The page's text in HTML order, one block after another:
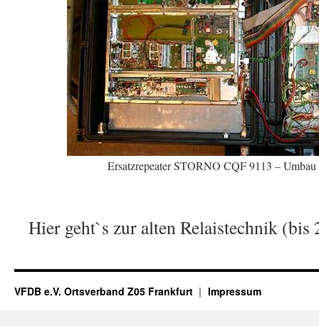
Ersatzrepeater STORNO CQF 9113 –
Hier geht`s zur alten Relaistechnik
VFDB e.V. Ortsverband Z05 Frankfurt Impressum